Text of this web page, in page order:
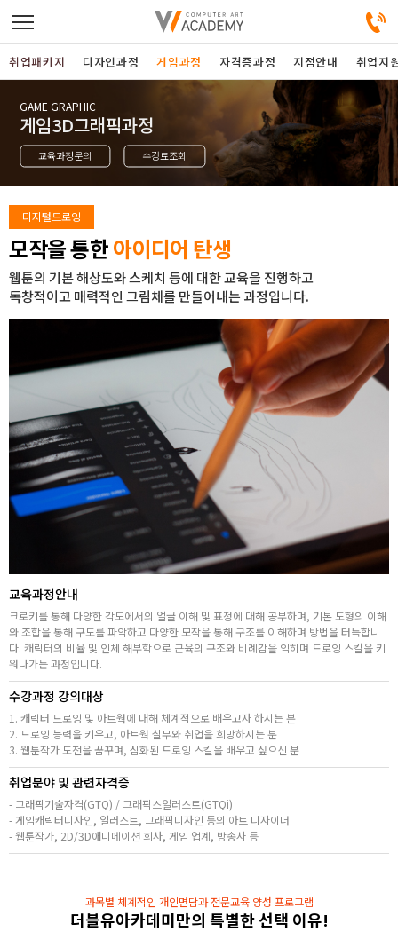
디자인정규과정
디자인단과과정
게임과정
자격증과정
커뮤니티
취업패키지
취업지원센터
고객상담센터
아카데미소개
취업패키지 디자인과정 게임과정 자격증과정 지점안내 취업지
GAME GRAPHIC
게임3D그래픽과정
교육과정문의 수강료조회
디지털드로잉
모작을 통한아이디어 탄생
웹툰의 기본 해상도와 스케치 등에 대한 교육을 진행하고
독창적이고 매력적인 그림체를 만들어내는 과정입니다.
교육과정안내
크로키를 통해 다양한 각도에서의 얼굴 이해 및 표정에 대해 공부하며, 기본 도형의 이해
와 조합을 통해 구도를 파악하고 다양한 모작을 통해 구조를 이해하며 방법을 터득합니
다. 캐릭터의 비율 및 인체 해부학으로 근육의 구조와 비례감을 익히며 드로잉 스킬을 키
워나가는 과정입니다.
수강과정 강의대상
1. 캐릭터 드로잉 및 아트웍에 대해 체계적으로 배우고자 하시는 분
2. 드로잉 능력을 키우고, 아트웍 실무와 취업을 희망하시는 분
3. 웹툰작가 도전을 꿈꾸며, 심화된 드로잉 스킬을 배우고 싶으신 분
취업분야 및 관련자격증
- 그래픽기술자격(GTQ) / 그래픽스일러스트(GTQi)
- 게임캐릭터디자인, 일러스트, 그래픽디자인 등의 아트 디자이너
- 웹툰작가, 2D/3D애니메이션 회사, 게임 업계, 방송사 등
과목별 체계적인 개인면담과 전문교육 양성 프로그램
더블유아카데미만의 특별한 선택 이유!